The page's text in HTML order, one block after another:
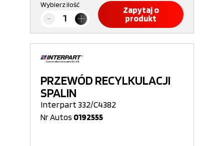
Wybierz ilość
Zapytaj o
produkt
PRZEWÓD RECYLKULACJI
SPALIN
Interpart 332/C4382
Nr Autos 0192555